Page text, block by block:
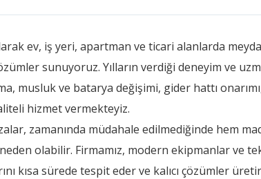
ev, iş yeri, apartman ve ticari alanlarda
sunuyoruz. Yılların verdiği deneyim ve
musluk ve batarya değişimi, gider hattı
hizmet vermekteyiz.
zamanında müdahale edilmediğinde hem
olabilir. Firmamız, modern ekipmanlar ve
kısa sürede tespit eder ve kalıcı çözümler